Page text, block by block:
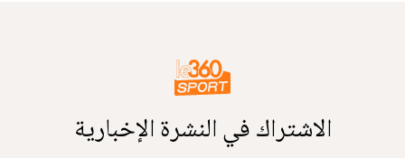
الاشتراك في النشرة الإخبارية